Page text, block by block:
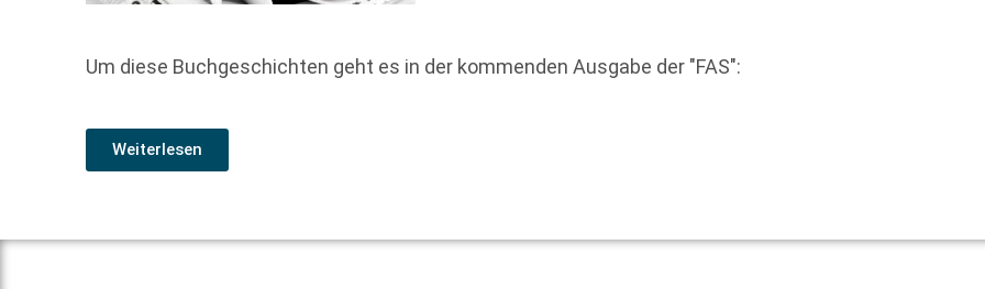
Um diese Buchgeschichten geht es in der kommenden Ausgabe der "FAS":
Weiterlesen